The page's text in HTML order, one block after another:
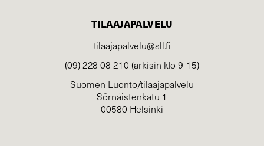
TILAAJAPALVELU
tilaajapalvelu@sll.fi
(09) 228 08 210 (arkisin klo 9-15)
Suomen Luonto/tilaajapalvelu
Sörnäistenkatu 1
00580 Helsinki